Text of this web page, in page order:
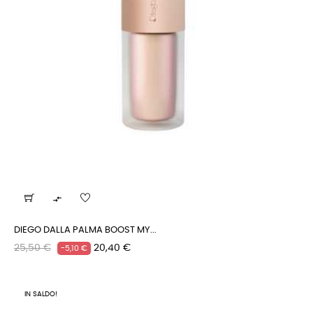

DIEGO DALLA PALMA BOOST MY...
Prezzo
25,50 € -5,10 € Prezzo
20,40 €
IN SALDO!